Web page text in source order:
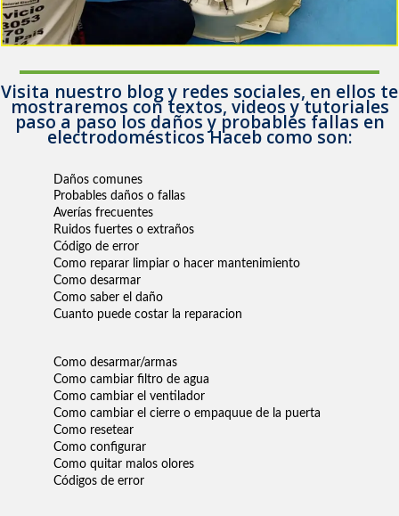
Visita nuestro blog y redes sociales, en ellos te
mostraremos con textos, videos y tutoriales
paso a paso los daños y probables fallas en
electrodomésticos Haceb como son:
Daños comunes
Probables daños o fallas
Averías frecuentes
Ruidos fuertes o extraños
Código de error
Como reparar limpiar o hacer mantenimiento
Como desarmar
Como saber el daño
Cuanto puede costar la reparacion
Como desarmar/armas
Como cambiar filtro de agua
Como cambiar el ventilador
Como cambiar el cierre o empaquue de la puerta
Como resetear
Como configurar
Como quitar malos olores
Códigos de error